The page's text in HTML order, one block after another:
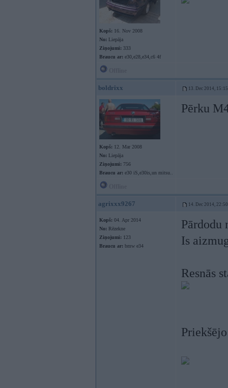
Kopš: 16. Nov 2008
No: Liepāja
Ziņojumi: 333
Braucu ar: e30,e28,e34,c6 4f
boldrixx 13. Dec 2014, 15:15
Kopš: 12. Mar 2008
No: Liepāja
Ziņojumi: 756
Braucu ar: e30 iS,e30is,un mitsu..
Pērku
agrixxx9267 14. Dec 2014, 22:50
Kopš: 04. Apr 2014
No: Rēzekne
Ziņojumi: 123
Braucu ar: bmw e34
Pārdodu
Is
Resnās